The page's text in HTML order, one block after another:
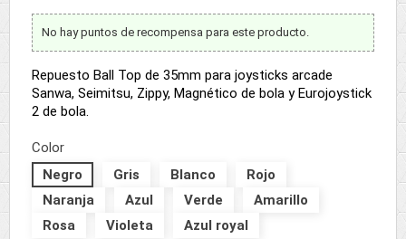
No hay puntos de recompensa para este producto.
Repuesto Ball Top de 35mm para joysticks arcade
Sanwa, Seimitsu, Zippy, Magnético de bola y Eurojoystick
2 de bola.
Color
Negro
Gris Blanco
Rojo
Naranja
Azul Verde
Amarillo
Rosa
Violeta Azul royal